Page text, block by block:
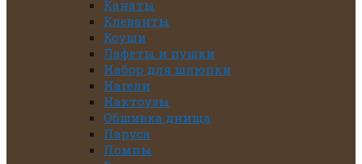
Канаты
Клеванты
Коуши
Лафеты и пушки
Набор для шлюпки
Нагели
Нактоузы
Обшивка днища
Паруса
Помпы